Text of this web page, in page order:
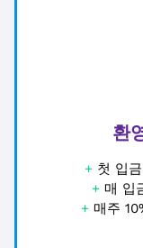
환
+ 첫 입
+ 매 입
+ 매주